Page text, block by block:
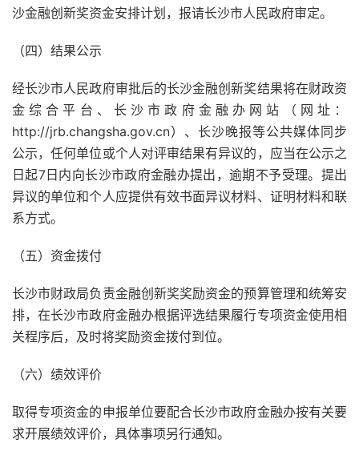
沙金融创新奖资金安排计划，报请长沙市人民政府审定。
（四）结果公示
经长沙市人民政府审批后的长沙金融创新奖结果将在财政资
金综合平台、长沙市政府金融办网站（网址：
http://jrb.changsha.gov.cn）、长沙晚报等公共媒体同步
公示，任何单位或个人对评审结果有异议的，应当在公示之
日起7日内向长沙市政府金融办提出，逾期不予受理。提出
异议的单位和个人应提供有效书面异议材料、证明材料和联
系方式。
（五）资金拨付
长沙市财政局负责金融创新奖奖励资金的预算管理和统筹安
排，在长沙市政府金融办根据评选结果履行专项资金使用相
关程序后，及时将奖励资金拨付到位。
（六）绩效评价
取得专项资金的申报单位要配合长沙市政府金融办按有关要
求开展绩效评价，具体事项另行通知。